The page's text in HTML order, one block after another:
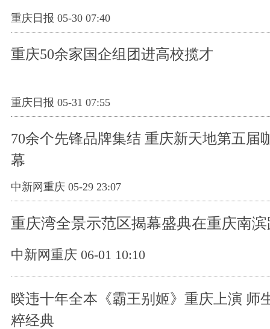
重庆日报 05-30 07:40
重庆50余家国企组团进高校揽才
重庆日报 05-31 07:55
70余个先锋品牌集结 重庆新天地第五届
幕
中新网重庆 05-29 23:07
重庆湾全景示范区揭幕盛典在重庆南
中新网重庆 06-01 10:10
暌违十年全本《霸王别姬》重庆上演 师
粹经典